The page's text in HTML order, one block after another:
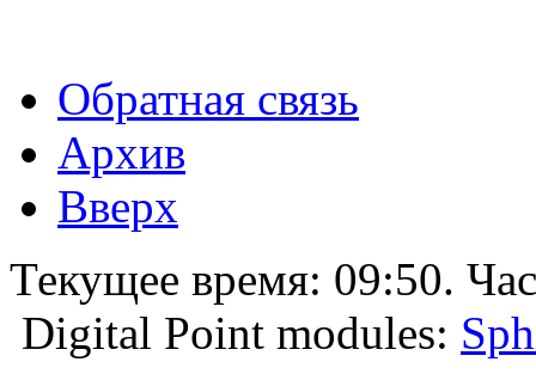
Обратная связь
Архив
Вверх
Текущее время: 09:50.
Digital Point modules: